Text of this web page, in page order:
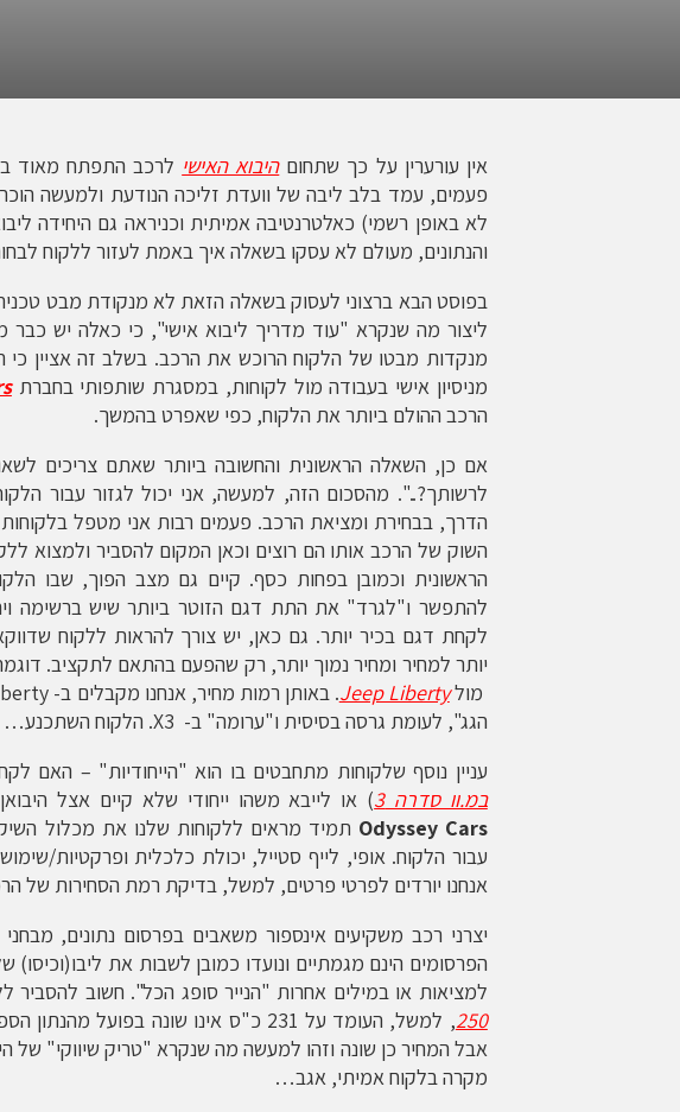
אין עורערין על כך שתחוםהיבוא האישי לרכב התפתח מאוד
פעמים, עמד בלב ליבה של וועדת זליכה הנודעת ולמעשה הוכר,
לא באופן רשמי) כאלטרנטיבה אמיתית וכניראה גם היחידה
והנתונים, מעולם לא עסקו בשאלה איך באמת לעזור ללקוח
בפוסט הבא ברצוני לעסוק בשאלה הזאת לא מנקודת מבט
ליצור מה שנקרא "עוד מדריך ליבוא אישי", כי כאלה יש
מנקדות מבטו של הלקוח הרוכש את הרכב. בשלב זה אציין
מניסיון אישי בעבודה מול לקוחות, במסגרת שותפותי בחברת
הרכב ההולם ביותר את הלקוח, כפי שאפרט בהמשך.
אם כן, השאלה הראשונית והחשובה ביותר שאתם צריכים
לרשותך?..". מהסכום הזה, למעשה, אני יכול לגזור עבור
הדרך, בבחירת ומציאת הרכב. פעמים רבות אני מטפל
השוק של הרכב אותו הם רוצים וכאן המקום להסביר ולמצוא
הראשונית וכמובן בפחות כסף. קיים גם מצב הפוך, שבו
להתפשר ו"לגרד" את התת דגם הזוטר ביותר שיש ברשימה
לקחת דגם בכיר יותר. גם כאן, יש צורך להראות ללקוח
יותר למחיר ומחיר נמוך יותר, רק שהפעם בהתאם לתקציב.
מולJeep Liberty
הגג", לעומת גרסה בסיסית ו"ערומה" ב- X3. הלקוח השתכנע…
עניין נוסף שלקוחות מתחבטים בו הוא "הייחודיות" – האם
במ.וו סדרה 3 ) או לייבא משהו ייחודי שלא קיים אצל
Odyssey Cars תמיד מראים ללקוחות שלנו את מכלול
עבור הלקוח. אופי, לייף סטייל, יכולת כלכלית ופרקטיות/
אנחנו יורדים לפרטי פרטים, למשל, בדיקת רמת הסחירות של
יצרני רכב משקיעים אינספור משאבים בפרסום נתונים,
הפרסומים הינם מגמתיים ונועדו כמובן לשבות את
למציאות או במילים אחרות "הנייר סופג הכל". חשוב
250
אבל המחיר כן שונה וזהו למעשה מה שנקרא "טריק שיווקי" של
מקרה בלקוח אמיתי, אגב…